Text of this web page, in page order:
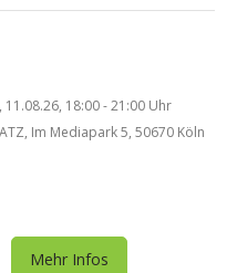
11.08.26, 18:00 - 21:00 Uhr
Im Mediapark 5, 50670 Köln
Mehr Infos